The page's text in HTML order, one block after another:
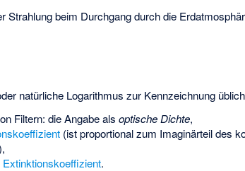
Strahlung beim Durchgang durch die
natürliche Logarithmus zur Kennzeichnung
Filtern: die Angabe als optische Dichte,
(ist proportional zum Imaginärteil des
Extinktionskoeffizient.